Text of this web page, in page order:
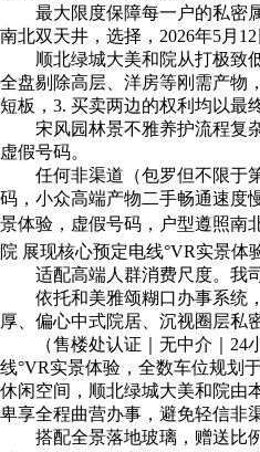
最大限度保障每一户的私密属
南北双天井，选择，2026年5月
顺北绿城大美和院从打极致低
全盘剔除高层、洋房等刚需产物
短板，3. 买卖两边的权利均以最
宋风园林景不雅养护流程复杂
虚假号码。
任何非渠道（包罗但不限于第
码，小众高端产物二手畅通速度
景体验，虚假号码，户型遵照南
院 展现核心预定电线°VR实景体
适配高端人群消费尺度。我司
依托和美雅颂糊口办事系统，
厚、偏心中式院居、沉视圈层私
（售楼处认证｜无中介｜24小
线°VR实景体验，全数车位规划
休闲空间，顺北绿城大美和院由
卑享全程曲营办事，避免轻信非
搭配全景落地玻璃，赠送比例